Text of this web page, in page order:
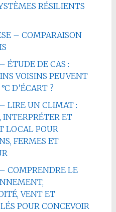
RÉSILIENTS
– COMPARAISON
ÉTUDE DE CAS :
VOISINS PEUVENT
D’ÉCART ?
LIRE UN CLIMAT :
ET
LOCAL POUR
FERMES ET
COMPRENDRE LE
VENT ET
POUR CONCEVOIR